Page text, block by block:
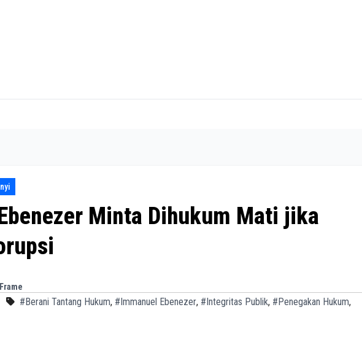
Minta Dihukum Mati jika
#Berani Tantang Hukum, #Immanuel Ebenezer, #Integritas Publik, #Penegakan Hukum,